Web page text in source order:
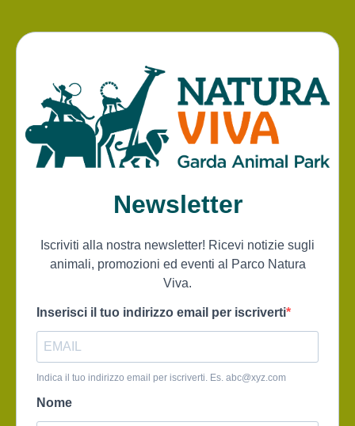
Newsletter
Iscriviti alla nostra newsletter! Ricevi notizie sugli
animali, promozioni ed eventi al Parco Natura
Viva.
Inserisci il tuo indirizzo email per iscriverti
Indica il tuo indirizzo email per iscriverti. Es. abc@xyz.com
Nome